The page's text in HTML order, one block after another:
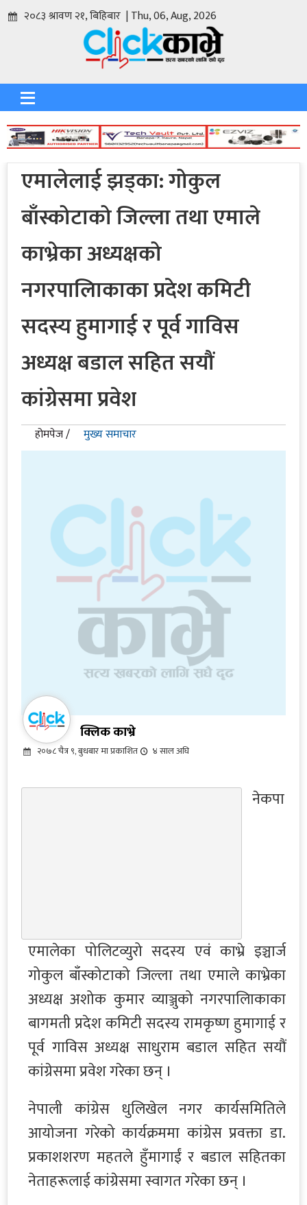
२०८३ श्रावण २१, बिहिबार | Thu, 06, Aug, 2026
एमालेलाई झड्का: गोकुल
बाँस्कोटाको जिल्ला तथा एमाले
काभ्रेका अध्यक्षको
नगरपालिाकाका प्रदेश कमिटी
सदस्य हुमागाई र पूर्व गाविस
अध्यक्ष बडाल सहित सयौं
कांग्रेसमा प्रवेश
होमपेज / मुख्य समाचार
क्लिक काभ्रे
२०७८ चैत्र ९, बुधबार मा प्रकाशित ४ साल अघि
नेकपा
एमालेका पोलिटव्युरो सदस्य एवं काभ्रे इञ्चार्ज
गोकुल बाँस्कोटाको जिल्ला तथा एमाले काभ्रेका
अध्यक्ष अशोक कुमार व्याञ्जुको नगरपालिाकाका
बागमती प्रदेश कमिटी सदस्य रामकृष्ण हुमागाई र
पूर्व गाविस अध्यक्ष साधुराम बडाल सहित सयौं
कांग्रेसमा प्रवेश गरेका छन् ।
नेपाली कांग्रेस धुलिखेल नगर कार्यसमितिले
आयोजना गरेको कार्यक्रममा कांग्रेस प्रवक्ता डा.
प्रकाशशरण महतले हुँमागाईं र बडाल सहितका
नेताहरूलाई कांग्रेसमा स्वागत गरेका छन् ।